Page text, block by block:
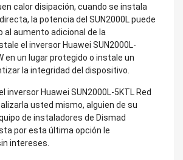
calor disipación, cuando se instala
la potencia del SUN2000L puede
al aumento adicional de la
el inversor Huawei SUN2000L-
en un lugar protegido o instale un
la integridad del dispositivo.
inversor Huawei SUN2000L-5KTL Red
usted mismo, alguien de su
de instaladores de Dismad
por esta última opción le
intereses.